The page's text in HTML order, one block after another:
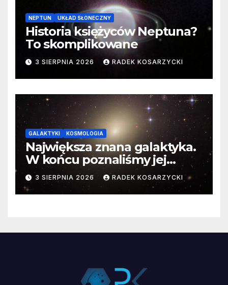
NEPTUN UKŁAD SŁONECZNY
Historia księżyców Neptuna?
To skomplikowane
3 SIERPNIA 2026 RADEK KOSARZYCKI
GALAKTYKI KOSMOLOGIA
Największa znana galaktyka.
W końcu poznaliśmy jej
faktyczne wymiary
3 SIERPNIA 2026 RADEK KOSARZYCKI